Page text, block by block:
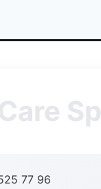
77 96